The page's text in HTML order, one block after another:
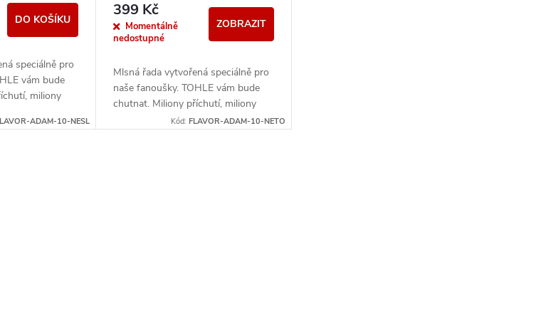
DO KOŠÍKU
speciálně pro
vám bude
miliony
ADAM-10-NESL
TABÁKOVÝHO
399 Kč
Momentálně
nedostupné
ZOBRAZIT
Mlsná řada vytvořená speciálně pro
naše fanoušky. TOHLE vám bude
chutnat. Miliony příchutí, miliony
možností... kterou si zvolit, když
Kód: FLAVOR-ADAM-10-NETO